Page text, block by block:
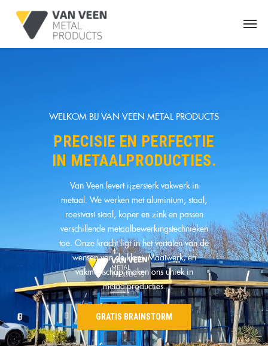
WELKOM BIJ VAN VEEN METAL PRODUCTS
Van Veen levert ijzersterk vakwerk in
metaal. We werken met aluminium, staal,
roestvast staal, koper en zink en passen
verschillende metaalbewerkingstechnieken
toe. Onze kracht ligt in het vertalen van de
wensen van de klant. Maatwerk, en
vakmanschap maken ons uniek in
metaalproducties.
PRECISIE EN PERFECTIE
IN METAALPRODUCTIES.
GRATIS BRAINSTORM